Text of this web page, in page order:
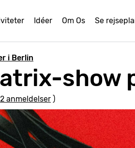
Idéer Om Os Se
i Berlin
show
2 anmeldelser )